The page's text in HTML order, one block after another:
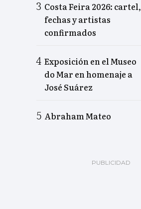
Costa Feira 2026: cartel,
fechas y artistas
confirmados
Exposición en el Museo
do Mar en homenaje a
José Suárez
Abraham Mateo